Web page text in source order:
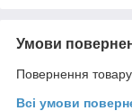
Умови
Повернення
Всі умови